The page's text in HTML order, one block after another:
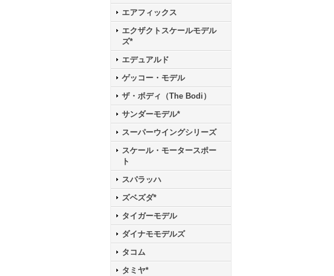
エアフィックス
エクザクトスケールモデル
ズ*
エデュアルド
ゲッコー・モデル
ザ・ボディ（The Bodi）
サンダーモデル*
スーパーウイングシリーズ
スケール・モータースポー
ト
スパラッハ
ズベズダ*
タイガーモデル
ダイナモモデルズ
タコム
タミヤ*